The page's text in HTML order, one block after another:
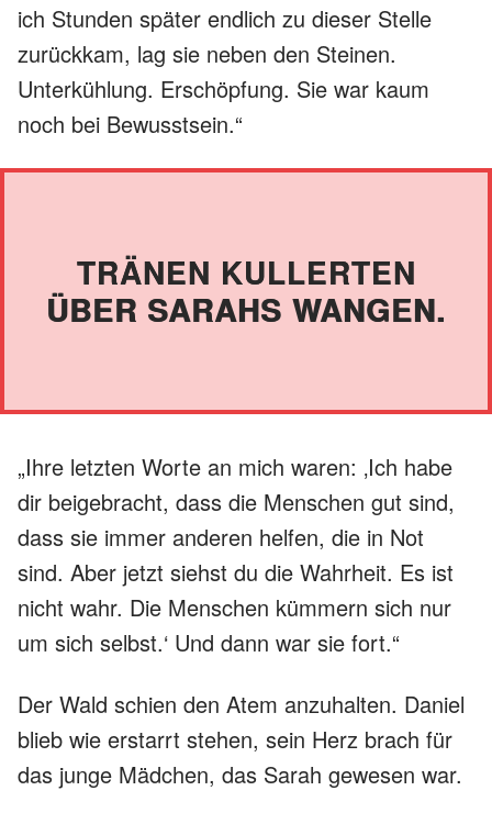
ich Stunden später endlich zu dieser Stelle
zurückkam, lag sie neben den Steinen.
Unterkühlung. Erschöpfung. Sie war kaum
noch bei Bewusstsein.“
TRÄNEN KULLERTEN
ÜBER SARAHS WANGEN.
„Ihre letzten Worte an mich waren: ‚Ich habe
dir beigebracht, dass die Menschen gut sind,
dass sie immer anderen helfen, die in Not
sind. Aber jetzt siehst du die Wahrheit. Es ist
nicht wahr. Die Menschen kümmern sich nur
um sich selbst.‘ Und dann war sie fort.“
Der Wald schien den Atem anzuhalten. Daniel
blieb wie erstarrt stehen, sein Herz brach für
das junge Mädchen, das Sarah gewesen war.